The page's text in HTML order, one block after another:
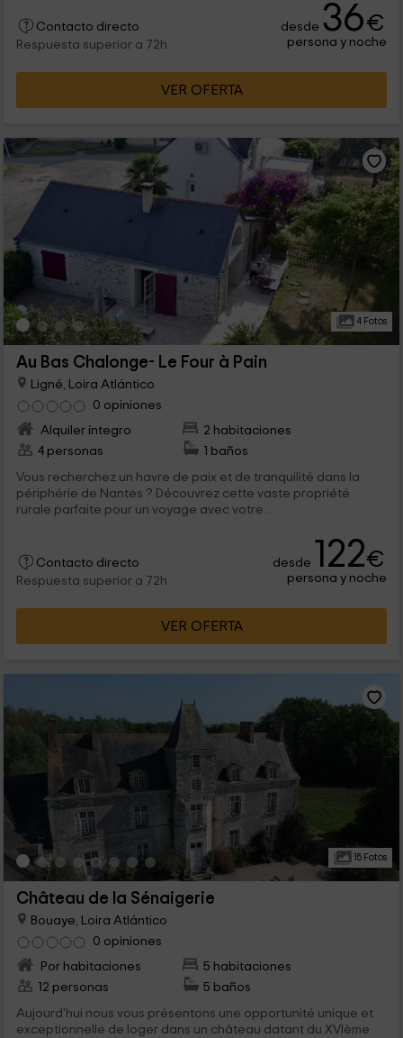
Contacto directo
Respuesta superior a 72h
desde 36€
persona y noche
VER OFERTA
4 Fotos
Au Bas Chalonge- Le Four à Pain
Ligné, Loira Atlántico
0 opiniones
Alquiler íntegro
2 habitaciones
4 personas
1 baños
Vous recherchez un havre de paix et de tranquilité dans la
périphérie de Nantes ? Découvrez cette vaste propriété
rurale parfaite pour un voyage avec votre...
Contacto directo
Respuesta superior a 72h
desde 122€
persona y noche
VER OFERTA
15 Fotos
Château de la Sénaigerie
Bouaye, Loira Atlántico
0 opiniones
Por habitaciones
5 habitaciones
12 personas
5 baños
Aujourd'hui nous vous présentons une opportunité unique et
exceptionnelle de loger dans un château datant du XVIème